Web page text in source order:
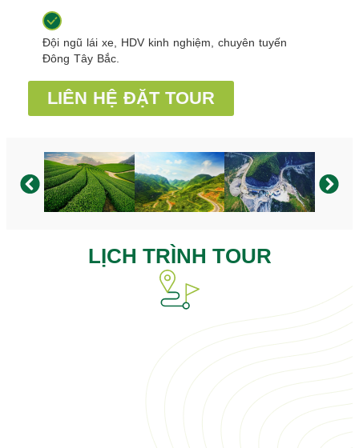
Đội ngũ lái xe, HDV kinh nghiệm, chuyên tuyến
Đông Tây Bắc.
LIÊN HỆ ĐẶT TOUR
LỊCH TRÌNH TOUR